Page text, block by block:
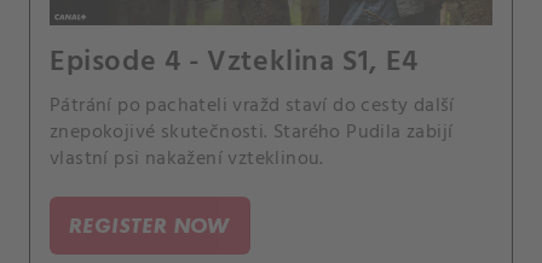
Episode 4 - Vzteklina S1, E4
Pátrání po pachateli vražd staví do cesty další
znepokojivé skutečnosti. Starého Pudila zabijí
vlastní psi nakažení vzteklinou.
REGISTER NOW